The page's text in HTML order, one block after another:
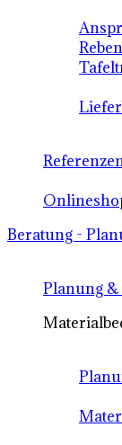
Beratung -
Planung &